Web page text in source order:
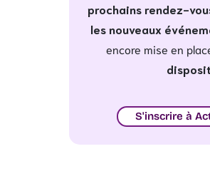
prochains rendez-
les nouveaux
encore mise en
S'inscrire à